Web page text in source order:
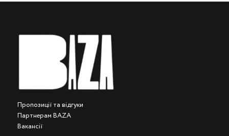
Пропозиції та відгуки
Партнерам BAZA
Вакансії